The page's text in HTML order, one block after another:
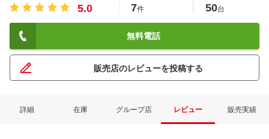
5.0 7件 50台
無料電話
販売店のレビューを投稿する
詳細 在庫 グループ店 レビュー 販売実績